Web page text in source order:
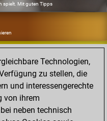
spielt. Mit guten Tipps
in der Cloud
Technologien,
zu stellen, die
und interessengerechte
von ihrem
neben technisch